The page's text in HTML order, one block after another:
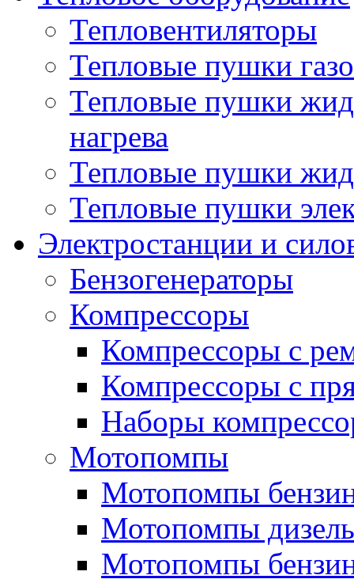
Тепловентиляторы
Тепловые пушки
Тепловые пушки
нагрева
Тепловые пушки
Тепловые пушки
Электростанции и
Бензогенераторы
Компрессоры
Компрессоры с
Компрессоры с
Наборы
Мотопомпы
Мотопомпы
Мотопомпы
Мотопомпы